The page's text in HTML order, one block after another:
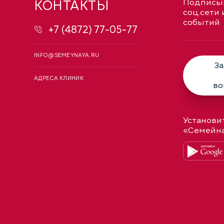
КОНТАКТЫ
+7 (4872) 77-05-77
INFO@SEMEYNAYA.RU
АДРЕСА КЛИНИК
соц.сети
событий